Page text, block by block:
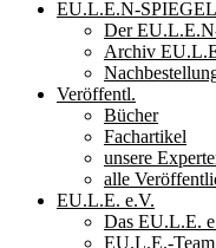
EU.L.E.N-SPIEGEL
Der
Archiv
Veröffentl.
Bücher
Fachartikel
unsere
alle
EU.L.E. e.V.
Das EU.L.E.
EU.L.E.-Team